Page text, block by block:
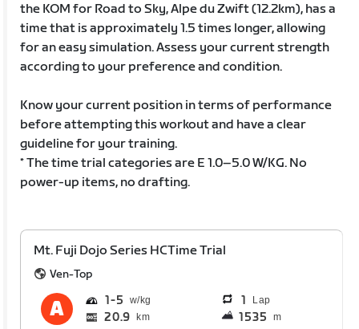
the KOM for Road to Sky, Alpe du Zwift (12.2km), has a
time that is approximately 1.5 times longer, allowing
for an easy simulation. Assess your current strength
according to your preference and condition.
Know your current position in terms of performance
before attempting this workout and have a clear
guideline for your training.
* The time trial categories are E 1.0–5.0 W/KG. No
power-up items, no drafting.
Mt. Fuji Dojo Series HCTime Trial
Ven-Top
1 5 1 Lap
20.9 km 1535 m